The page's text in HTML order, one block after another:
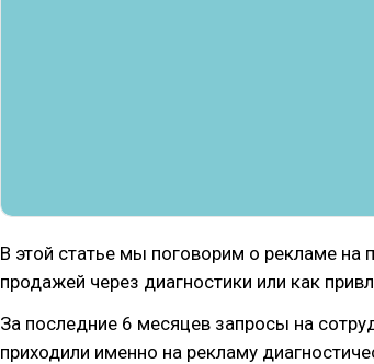
В этой статье мы поговорим о рекламе на
продажей через диагностики или как
За последние 6 месяцев запросы на
приходили именно на рекламу